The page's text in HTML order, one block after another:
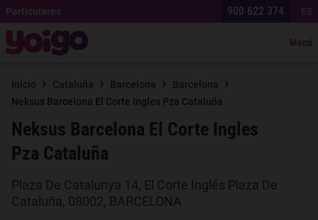
Particulares 900 622 374 ES
Menú
Inicio › Cataluña › Barcelona › Barcelona ›
Neksus Barcelona El Corte Ingles Pza Cataluña
Neksus Barcelona El Corte Ingles
Pza Cataluña
Plaza De Catalunya 14, El Corte Inglés Plaza De
Cataluña, 08002, BARCELONA